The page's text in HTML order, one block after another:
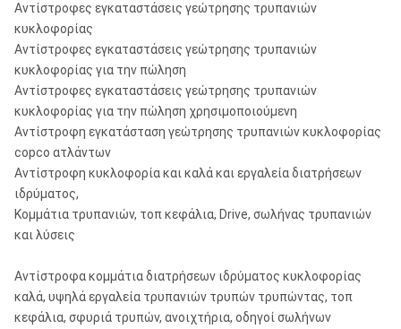
5 1/2»
6» MX5456 MX5456
6 " ~6
1/2»
RC62/RC62R RC62/RC62R
65
80
10» RC100/RC100R RC100/RC100R
ROS RC
Αντίστροφες εγκαταστάσεις γεώτρησης τρυπανιών
κυκλοφορίας
Αντίστροφες εγκαταστάσεις γεώτρησης τρυπανιών
κυκλοφορίας για την πώληση
Αντίστροφες εγκαταστάσεις γεώτρησης τρυπανιών
κυκλοφορίας για την πώληση χρησιμοποιούμενη
Αντίστροφη εγκατάσταση γεώτρησης τρυπανιών κυκλοφορίας
copco ατλάντων
Αντίστροφη κυκλοφορία και καλά και εργαλεία διατρήσεων
ιδρύματος,
Κομμάτια τρυπανιών, τοπ κεφάλια, Drive, σωλήνας τρυπανιών
και λύσεις
Αντίστροφα κομμάτια διατρήσεων ιδρύματος κυκλοφορίας
καλά, υψηλά εργαλεία τρυπανιών τρυπών τρυπώντας, τοπ
κεφάλια, σφυριά τρυπών, ανοιχτήρια, οδηγοί σωλήνων